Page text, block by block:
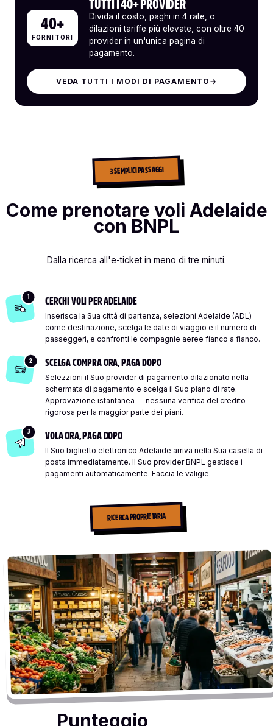
40+
FORNITORI
TUTTI I 40+ PROVIDER
Divida il costo, paghi in 4 rate, o
dilazioni tariffe più elevate, con oltre 40
provider in un'unica pagina di
pagamento.
VEDA TUTTI I MODI DI PAGAMENTO →
3 SEMPLICI PASSAGGI
Come prenotare voli Adelaide
con BNPL
Dalla ricerca all'e-ticket in meno di tre minuti.
1 CERCHI VOLI PER ADELAIDE
Inserisca la Sua città di partenza, selezioni Adelaide (ADL)
come destinazione, scelga le date di viaggio e il numero di
passeggeri, e confronti le compagnie aeree fianco a fianco.
2 SCELGA COMPRA ORA, PAGA DOPO
Selezzioni il Suo provider di pagamento dilazionato nella
schermata di pagamento e scelga il Suo piano di rate.
Approvazione istantanea — nessuna verifica del credito
rigorosa per la maggior parte dei piani.
3 VOLA ORA, PAGA DOPO
Il Suo biglietto elettronico Adelaide arriva nella Sua casella di
posta immediatamente. Il Suo provider BNPL gestisce i
pagamenti automaticamente. Faccia le valigie.
RICERCA PROPRIETARIA
Punteggio